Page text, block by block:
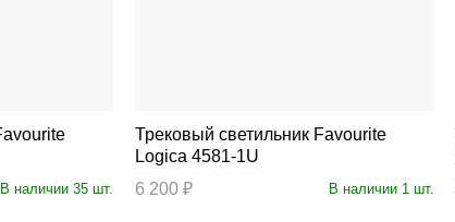
В наличии 35 шт.
Трековый светильник Favourite
Logica 4581-1U
6 200 ₽
В наличии 1 шт.